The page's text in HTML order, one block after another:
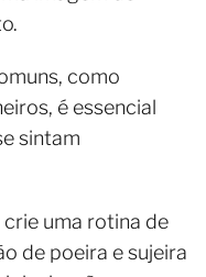
como
é essencial
sintam
uma rotina de
de poeira e sujeira